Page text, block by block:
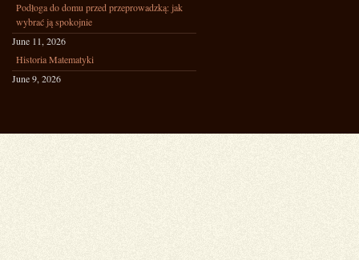
Podłoga do domu przed przeprowadzką: jak
wybrać ją spokojnie
June 11, 2026
Historia Matematyki
June 9, 2026